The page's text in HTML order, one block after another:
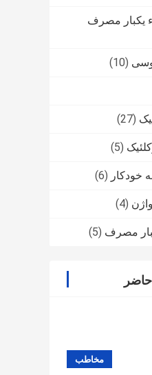
یکبار مصرف
(10)
(27)
(5)
خودکار (6)
(4)
مصرف (5)